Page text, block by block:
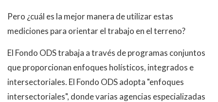
Pero ¿cuál es la mejor manera de utilizar estas
mediciones para orientar el trabajo en el terreno?
El Fondo ODS trabaja a través de programas conjuntos
que proporcionan enfoques holísticos, integrados e
intersectoriales. El Fondo ODS adopta "enfoques
intersectoriales", donde varias agencias especializadas